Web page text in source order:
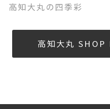
高知大丸の四季彩
高知大丸 SHOP